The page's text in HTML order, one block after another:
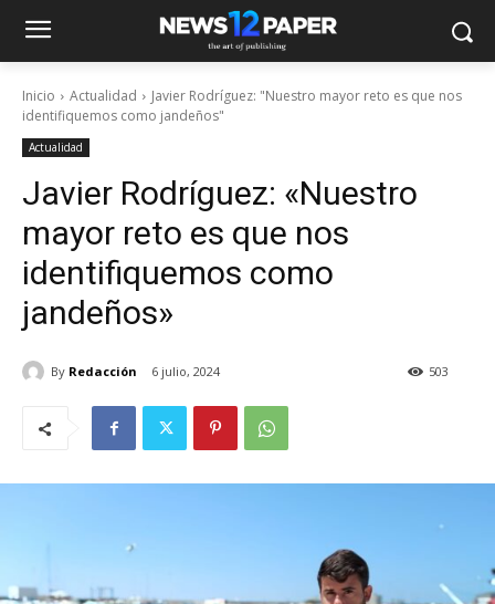
Inicio Actualidad
Javier Rodríguez: "Nuestro mayor reto es que nos
identifiquemos como jandeños"
Actualidad
Javier Rodríguez: «Nuestro
mayor reto es que nos
identifiquemos como
jandeños»
By Redacción 6 julio, 2024 503